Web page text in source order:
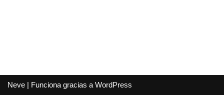
Neve | Funciona gracias a WordPress